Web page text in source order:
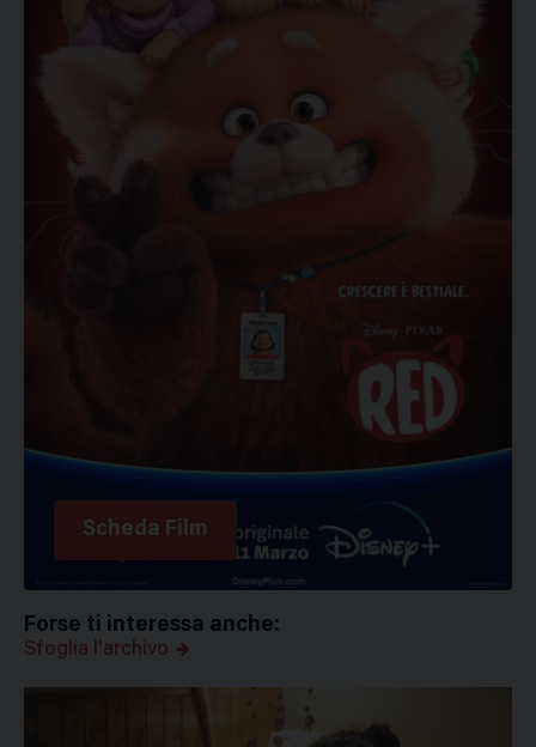
Scheda Film
Forse ti interessa anche:
Sfoglia l'archivo